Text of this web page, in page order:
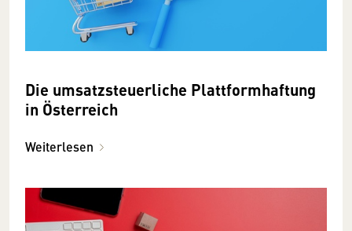
Die umsatzsteuerliche Plattformhaftung
in Österreich
Weiterlesen